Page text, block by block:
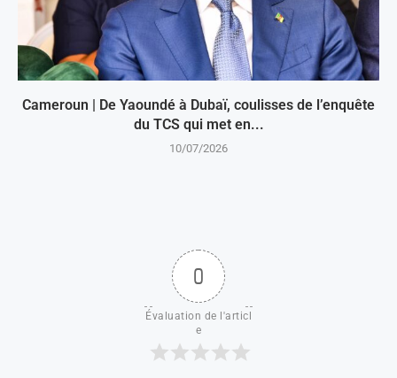
Cameroun | De Yaoundé à Dubaï, coulisses de l’enquête
du TCS qui met en...
10/07/2026
0
Évaluation de l'articl
e